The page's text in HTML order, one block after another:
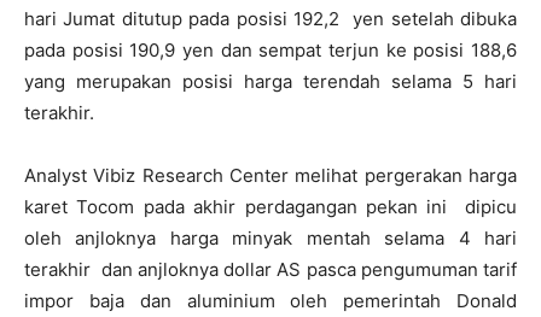
hari Jumat ditutup pada posisi 192,2 yen setelah dibuka
pada posisi 190,9 yen dan sempat terjun ke posisi 188,6
yang merupakan posisi harga terendah selama 5 hari
terakhir.
Analyst Vibiz Research Center melihat pergerakan harga
karet Tocom pada akhir perdagangan pekan ini dipicu
oleh anjloknya harga minyak mentah selama 4 hari
terakhir dan anjloknya dollar AS pasca pengumuman tarif
impor baja dan aluminium oleh pemerintah Donald